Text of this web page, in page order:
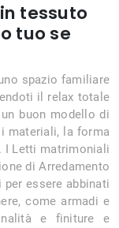
tessuto
tuo se
spazio familiare
il relax totale
buon modello di
materiali, la forma
I Letti matrimoniali
di Arredamento
per essere abbinati
come armadi e
e finiture e